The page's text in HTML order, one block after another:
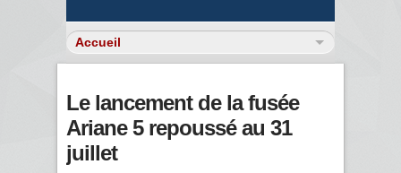
Le lancement de la fusée
Ariane 5 repoussé au 31
juillet